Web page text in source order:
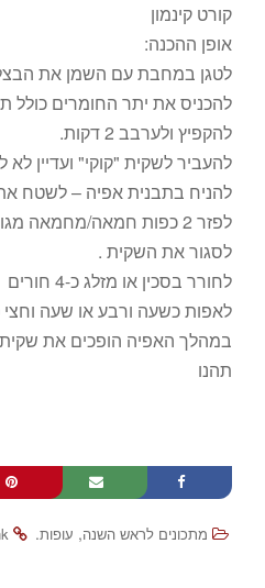
קורט קינמון
אופן ההכנה:
לטגן במחבת עם השמן את
להכניס את יתר החומרים כולל
להקפיץ ולערבב 2 דקות.
להעביר לשקית "קוקי" ועדיין לא
להניח בתבנית אפיה – לשטח
לפזר 2 כפות חמאה/מחמאה מגוררת
לסגור את השקית .
לחורר בסכין או מזלג כ-4 חורים
לאפות כשעה ורבע או שעה
במהלך האפיה הופכים את
תהנו
מתכונים לראש השנה, עופות.